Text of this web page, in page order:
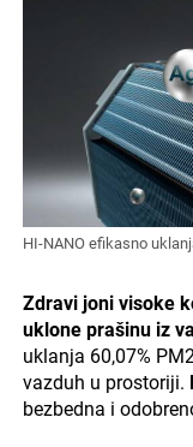
HI-NANO efikasno
Zdravi joni visoke
uklone prašinu iz
uklanja 60,07%
vazduh u prostoriji.
bezbedna i